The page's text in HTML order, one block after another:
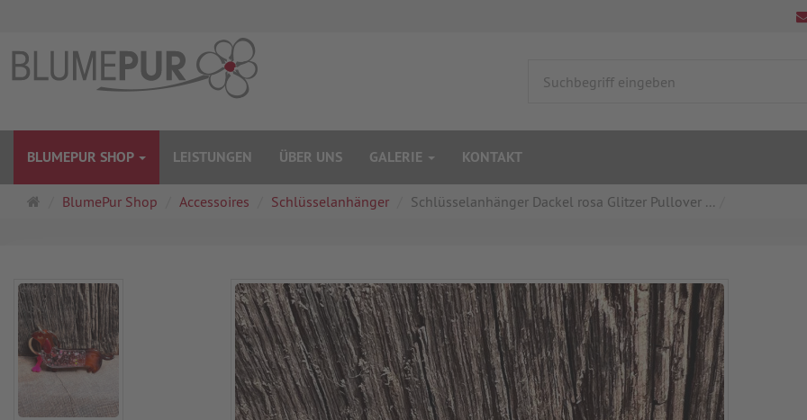
BLUMEPUR SHOP LEISTUNGEN ÜBER UNS GALERIE KONTAKT
Startseite
BlumePur Shop Accessoires Schlüsselanhänger Schlüsselanhänger Dackel rosa Glitzer Pullover ...